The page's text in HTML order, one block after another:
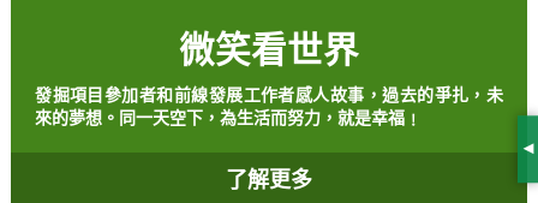
微笑看世界
發掘項目參加者和前線發展工作者感人故事，過去的爭扎，未
來的夢想。同一天空下，為生活而努力，就是幸福﹗
了解更多